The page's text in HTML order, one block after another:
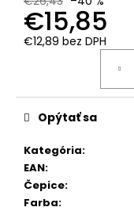
€15,85
€12,89 bez DPH
Kategória:
EAN:
Čepice:
Farba:
Opýtať sa